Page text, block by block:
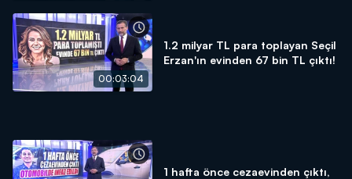
00:03:04
1.2 milyar TL para toplayan Seçil
Erzan'ın evinden 67 bin TL çıktı!
1 hafta önce cezaevinden çıktı,